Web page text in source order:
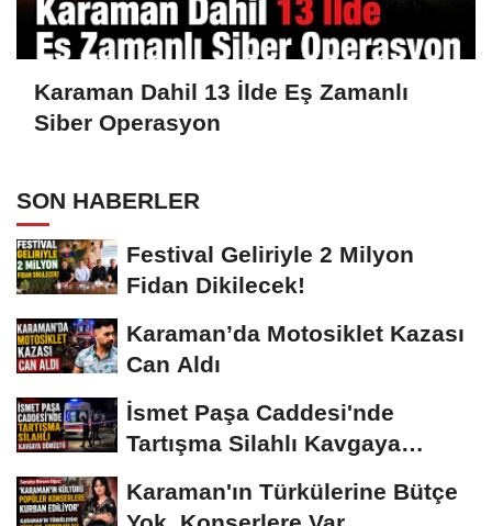
Karaman Dahil 13 İlde Eş Zamanlı
Siber Operasyon
SON HABERLER
Festival Geliriyle 2 Milyon
Fidan Dikilecek!
Karaman’da Motosiklet Kazası
Can Aldı
İsmet Paşa Caddesi'nde
Tartışma Silahlı Kavgaya
Karaman'ın Türkülerine Bütçe